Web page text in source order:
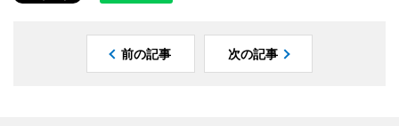
前の記事 次の記事